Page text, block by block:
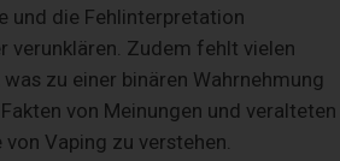
und die Fehlinterpretation
Zudem fehlt vielen
zu einer binären Wahrnehmung
von Meinungen und veralteten
Vaping zu verstehen.